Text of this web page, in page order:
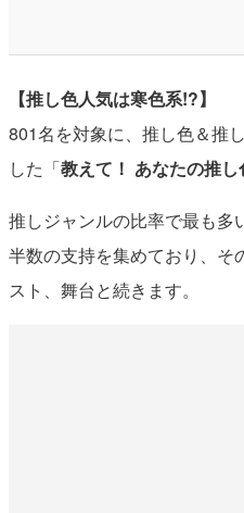
【推し色人気は寒色系!?】
801名を対象に、推し色＆推
した「教えて！ あなたの推
推しジャンルの比率で最も多
半数の支持を集めており、そ
スト、舞台と続きます。